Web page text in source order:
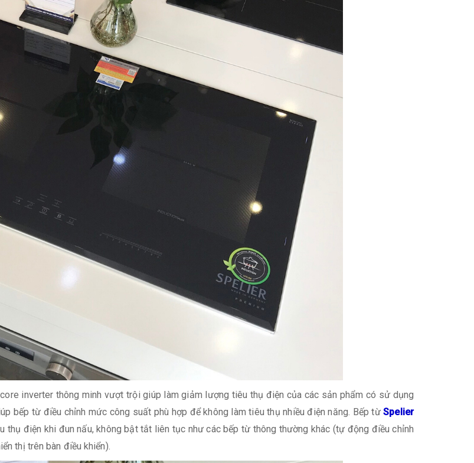
inverter thông minh vượt trội giúp làm giảm lượng tiêu thụ điện của các sản phẩm có sử dụng
bếp từ điều chỉnh mức công suất phù hợp để không làm tiêu thụ nhiều điện năng. Bếp từSpelier
điện khi đun nấu, không bật tắt liên tục như các bếp từ thông thường khác (tự động điều chỉnh
thị trên bàn điều khiển).